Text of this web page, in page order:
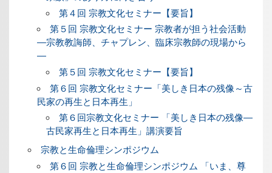
第４回 宗教文化セミナー【要旨】
第５回 宗教文化セミナー 宗教者が担う社会活動
―宗教教誨師、チャプレン、臨床宗教師の現場から
―
第５回 宗教文化セミナー【要旨】
第６回 宗教文化セミナー「美しき日本の残像～古
民家の再生と日本再生」
第６回宗教文化セミナー 「美しき日本の残像―
古民家再生と日本再生」講演要旨
宗教と生命倫理シンポジウム
第６回 宗教と生命倫理シンポジウム 「いま、尊